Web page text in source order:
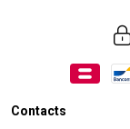
Contacts